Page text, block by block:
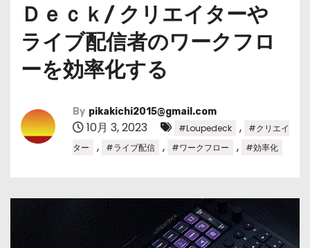
Ｄｅｃｋ/ クリエイターや
ライブ配信者のワークフロ
ーを効率化する
By pikakichi2015@gmail.com
10月 3, 2023 #Loupedeck ,
#クリエイ
ター
, #ライブ配信 , #ワークフロー , #効率化